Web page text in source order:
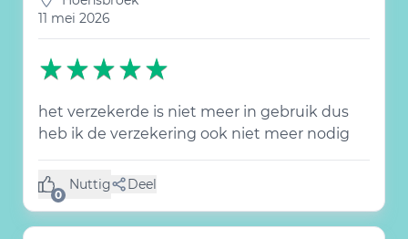
11 mei 2026
het verzekerde is niet meer in gebruik dus
heb ik de verzekering ook niet meer nodig
0
Nuttig
(0 like) Deel